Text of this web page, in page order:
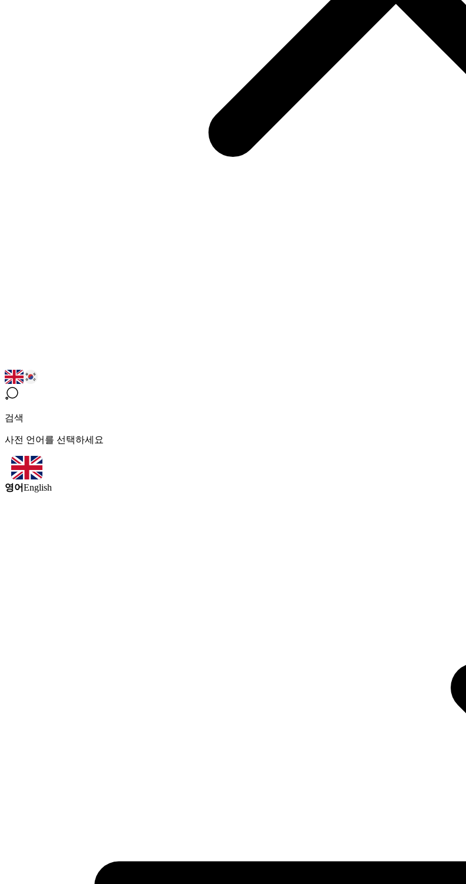
검색
사전 언어를 선택하세요
영어English